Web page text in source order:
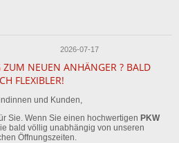
2026-07-17
ZUM NEUEN ANHÄNGER ? BALD
FLEXIBLER!
und Kunden,
Sie. Wenn Sie einen hochwertigen PKW
bald völlig unabhängig von unseren
Öffnungszeiten.